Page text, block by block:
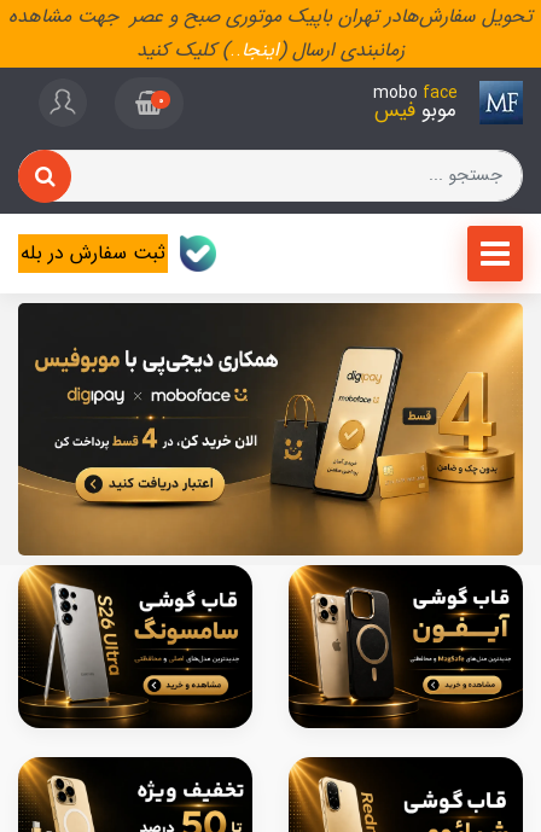
تحویل سفارش‌هادر تهران باپیک موتوری صبح و عصر جهت مشاهده
زمانبندی ارسال (اینجا..) کلیک کنید
mobo face
موبو فیس 0
ثبت سفارش در بله